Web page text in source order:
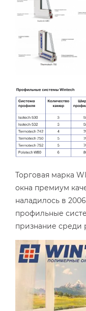
Торговая марка
окна премиум
наладилось в
профильные
признание среди